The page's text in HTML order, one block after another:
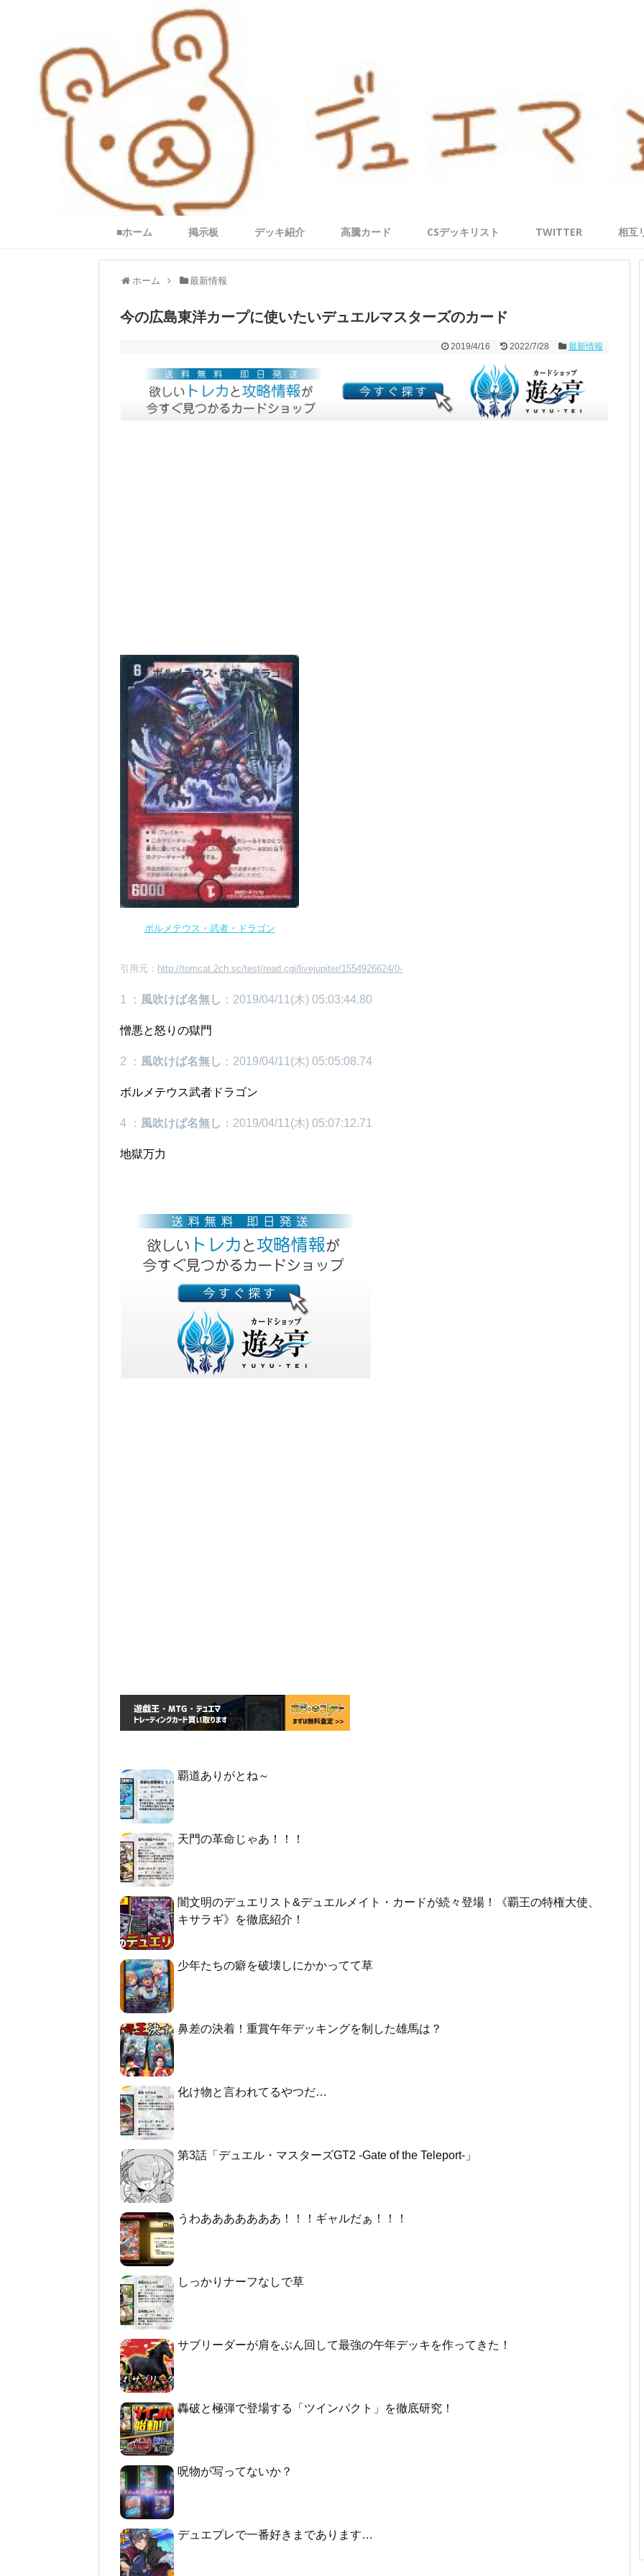
■ホーム 掲示板 デッキ紹介 高騰カード CSデッキリスト TWITTER 相互
ホーム 最新情報
今の広島東洋カープに使いたいデュエルマスターズのカード
2019/4/16 2022/7/28 最新情報
ボルメテウス・武者・ドラゴン
引用元： http://tomcat.2ch.sc/test/read.cgi/livejupiter/1554926624/0-
1 ： 風吹けば名無し ：2019/04/11(木) 05:03:44.80
憎悪と怒りの獄門
2 ： 風吹けば名無し ：2019/04/11(木) 05:05:08.74
ボルメテウス武者ドラゴン
4 ： 風吹けば名無し ：2019/04/11(木) 05:07:12.71
地獄万力
覇道ありがとね～
天門の革命じゃあ！！！
闇文明のデュエリスト&デュエルメイト・カードが続々登場！《覇王の特権大使、
キサラギ》を徹底紹介！
少年たちの癖を破壊しにかかってて草
鼻差の決着！重賞午年デッキングを制した雄馬は？
化け物と言われてるやつだ…
第3話「デュエル・マスターズGT2 -Gate of the Teleport-」
うわあああああああ！！！ギャルだぁ！！！
しっかりナーフなしで草
サブリーダーが肩をぶん回して最強の午年デッキを作ってきた！
轟破と極弾で登場する「ツインパクト」を徹底研究！
呪物が写ってないか？
デュエプレで一番好きまであります…